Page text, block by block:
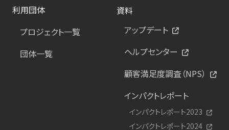
利用団体
プロジェクト一覧
団体一覧
資料
アップデート
ヘルプセンター
顧客満足度調査（NPS）
インパクトレポート
インパクトレポート2023
インパクトレポート2024